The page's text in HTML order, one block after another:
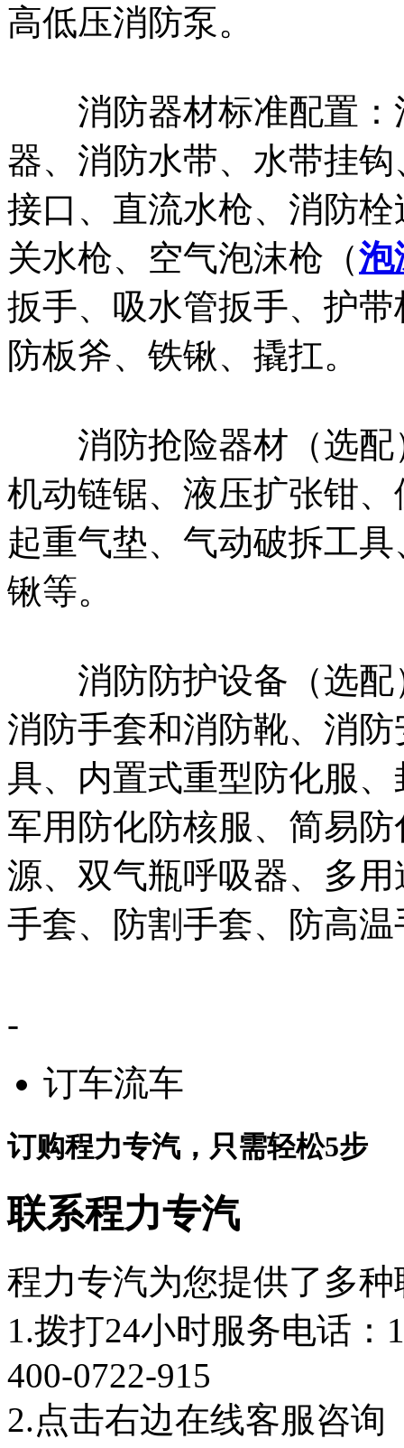
高低压消防泵。
消防器材标准配置：
器、消防水带、水带挂
接口、直流水枪、消防
关水枪、空气泡沫枪（泡
扳手、吸水管扳手、护
防板斧、铁锹、撬扛。
消防抢险器材（选配
机动链锯、液压扩张钳
起重气垫、气动破拆工
锹等。
消防防护设备（选配
消防手套和消防靴、消
具、内置式重型防化服
军用防化防核服、简易
源、双气瓶呼吸器、多
手套、防割手套、防高
-
订车流车
订购程力专汽，只需轻松5步
联系程力专汽
程力专汽为您提供了多
1.拨打24小时服务电话：
400-0722-915
2.点击右边在线客服咨询